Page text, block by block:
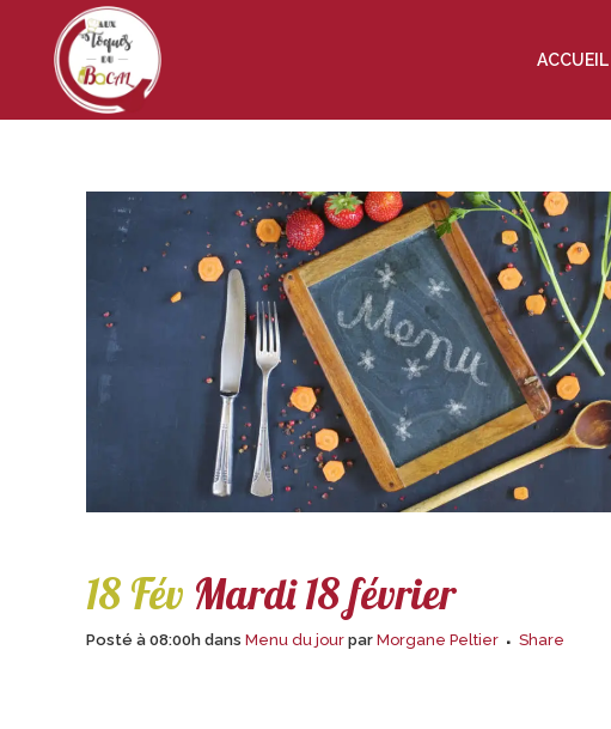
ACCUEIL
18 Fév Mardi 18 février
Posté à 08:00h dans Menu du jour par Morgane Peltier Share